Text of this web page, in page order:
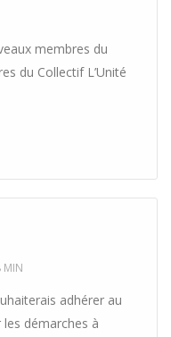
membres du
du Collectif L’Unité
MIN
adhérer au
les démarches à